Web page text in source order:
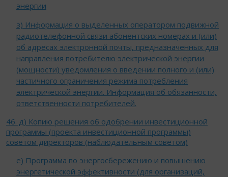
энергии
з) Информация о выделенных оператором подвижной
радиотелефонной связи абонентских номерах и (или)
об адресах электронной почты, предназначенных для
направления потребителю электрической энергии
(мощности) уведомления о введении полного и (или)
частичного ограничения режима потребления
электрической энергии. Информация об обязанности,
ответственности потребителей.
46. д) Копию решения об одобрении инвестиционной
программы (проекта инвестиционной программы)
советом директоров (наблюдательным советом)
е) Программа по энергосбережению и повышению
энергетической эффективности (для организаций,